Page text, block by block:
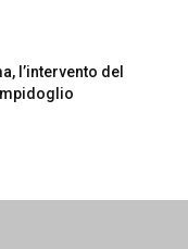
l’intervento del